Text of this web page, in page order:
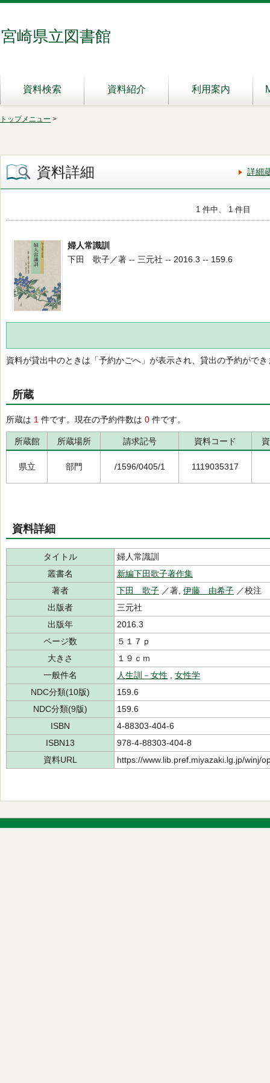
宮崎県立図書館
資料検索 資料紹介 利用案内
トップメニュー >
資料詳細 詳細
1 件中、 1 件目
婦人常識訓
下田 歌子／著 -- 三元社 -- 2016.3 -- 159.6
資料が貸出中のときは「予約かごへ」が表示され、貸出の予約ができ
所蔵
所蔵は 1 件です。現在の予約件数は 0 件です。
所蔵館 所蔵場所 請求記号 資料コード
県立 部門 /1596/0405/1 1119035317
資料詳細
タイトル
婦人常識訓
叢書名
新編下田歌子著作集
著者
下田 歌子 ／著, 伊藤 由希子 ／校注
出版者
三元社
出版年
2016.3
ページ数
５１７ｐ
大きさ
１９ｃｍ
一般件名
人生訓－女性
女性学
NDC分類(10版)
159.6
NDC分類(9版)
159.6
ISBN
4-88303-404-6
ISBN13
978-4-88303-404-8
資料URL
https://www.lib.pref.miyazaki.lg.jp/winj/